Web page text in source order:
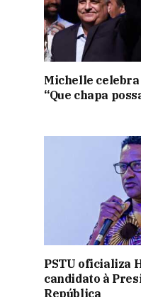
Michelle
“Que chapa
PSTU oficializa
candidato à
República